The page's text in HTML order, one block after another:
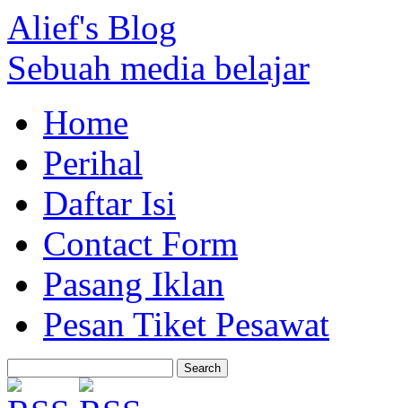
Alief's Blog
Sebuah media belajar
Home
Perihal
Daftar Isi
Contact Form
Pasang Iklan
Pesan Tiket Pesawat